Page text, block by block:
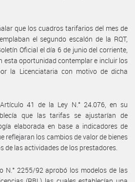
que los cuadros tarifarios del mes de
el segundo escalón de la RQT,
Oficial el día 6 de junio del corriente,
esta oportunidad contemplar e incluir los
la Licenciataria con motivo de dicha
41 de la Ley N.° 24.076, en su
que las tarifas se ajustarían de
elaborada en base a indicadores de
reflejaran los cambios de valor de bienes
de las actividades de los prestadores.
N.° 2255/92 aprobó los modelos de las